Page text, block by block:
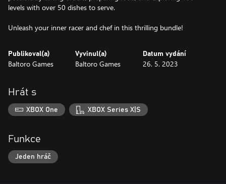
levels with over 50 dishes to serve.
Publikoval(a)
Baltoro Games
Vyvinul(a)
Baltoro Games
Datum vydání
26. 5. 2023
Hrát s
XBOX One XBOX Series X|S
Funkce
Jeden hráč